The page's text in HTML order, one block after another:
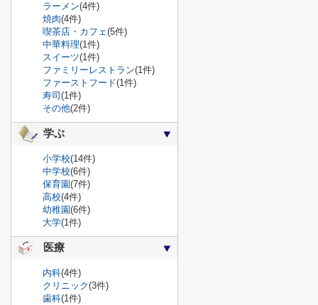
ラーメン(4件)
焼肉(4件)
喫茶店・カフェ(5件)
中華料理(1件)
スイーツ(1件)
ファミリーレストラン(1件)
ファーストフード(1件)
寿司 (1件)
その他(2件)
学ぶ
小学校(14件)
中学校(6件)
保育園(7件)
高校(4件)
幼稚園(6件)
大学(1件)
医療
内科(4件)
クリニック(3件)
歯科(1件)